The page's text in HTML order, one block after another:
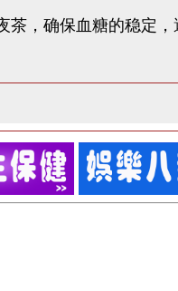
，确保血糖的稳定，